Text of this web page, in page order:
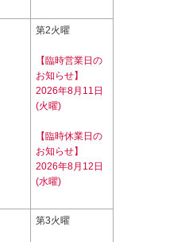
第2火曜
【臨時営業日の
お知らせ】
2026年8月11日
(火曜)
【臨時休業日の
お知らせ】
2026年8月12日
(水曜)
第3火曜